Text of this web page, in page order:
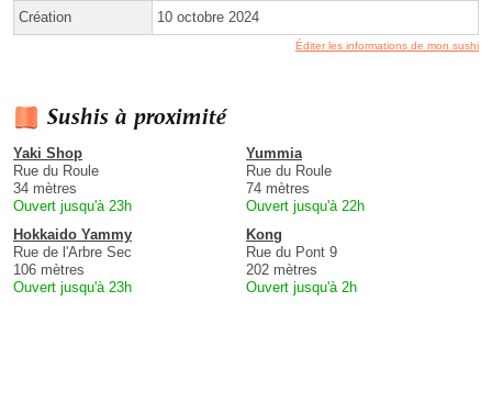
Création 10 octobre 2024
Éditer les informations de mon sushi
Sushis à proximité
Yaki Shop
Rue du Roule
34 mètres
Ouvert jusqu'à 23h
Yummia
Rue du Roule
74 mètres
Ouvert jusqu'à 22h
Hokkaido Yammy
Rue de l'Arbre Sec
106 mètres
Ouvert jusqu'à 23h
Kong
Rue du Pont 9
202 mètres
Ouvert jusqu'à 2h